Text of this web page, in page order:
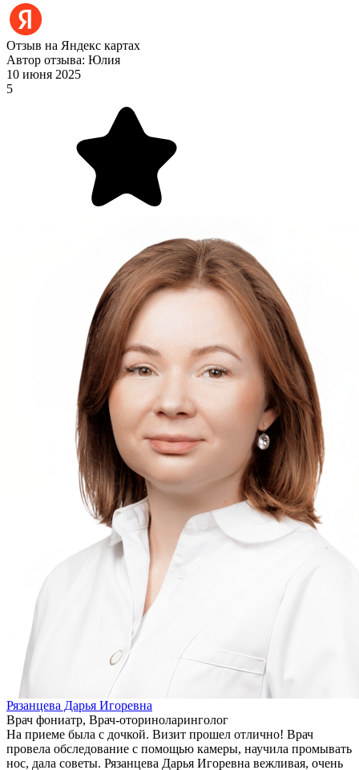
Отзыв на Яндекс картах
Автор отзыва: Юлия
10 июня 2025
5
Рязанцева Дарья Игоревна
Врач фониатр, Врач-оториноларинголог
На приеме была с дочкой. Визит прошел отлично! Врач
провела обследование с помощью камеры, научила промывать
нос, дала советы. Рязанцева Дарья Игоревна вежливая, очень